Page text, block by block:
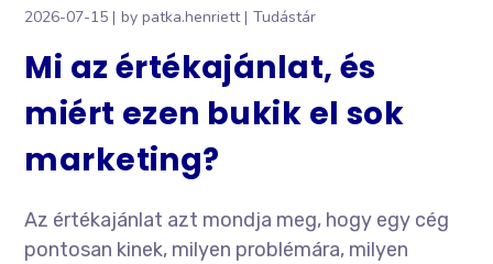
2026-07-15 bypatka.henriett Tudástár
Mi az értékajánlat, és
miért ezen bukik el sok
marketing?
Az értékajánlat azt mondja meg, hogy egy cég
pontosan kinek, milyen problémára, milyen